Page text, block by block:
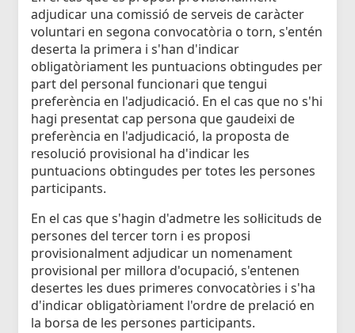
adjudicar una comissió de serveis de caràcter
voluntari en segona convocatòria o torn, s'entén
deserta la primera i s'han d'indicar
obligatòriament les puntuacions obtingudes per
part del personal funcionari que tengui
preferència en l'adjudicació. En el cas que no s'hi
hagi presentat cap persona que gaudeixi de
preferència en l'adjudicació, la proposta de
resolució provisional ha d'indicar les
puntuacions obtingudes per totes les persones
participants.
En el cas que s'hagin d'admetre les sol·licituds de
persones del tercer torn i es proposi
provisionalment adjudicar un nomenament
provisional per millora d'ocupació, s'entenen
desertes les dues primeres convocatòries i s'ha
d'indicar obligatòriament l'ordre de prelació en
la borsa de les persones participants.